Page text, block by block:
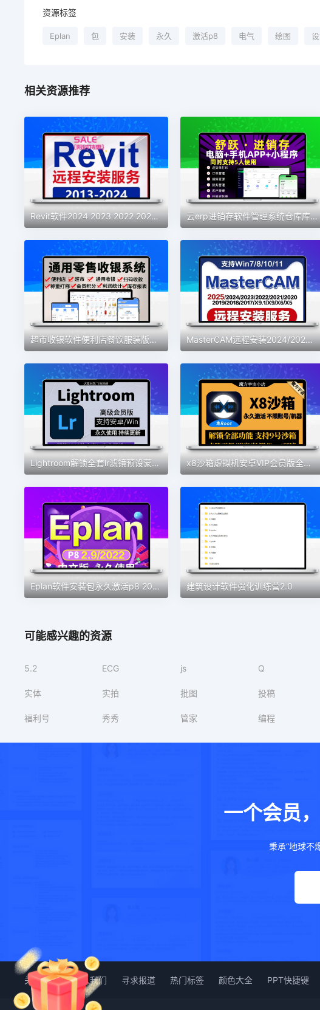
资源标签
Eplan 包 安装 永久 激活p8 电气 绘图
相关资源推荐
Revit软件2024 2023 2022 2021 2019 2018 2016BIM安装族库远程包 云erp进销存软件管理系统仓库库存管理系统送货单管理系统永久
超市收银软件便利店餐饮服装版收银系统会员管理手机版收银系统 MasterCAM远程安装2024/2025/2023/2022/21/2017X9/X5/v9.1MC软件
Lightroom解锁全套lr滤镜预设蒙版专业高级版安卓手机2025lr电脑 x8沙箱虚拟机安卓VIP会员版全功能版免root去广告支持安卓13系统
Eplan软件安装包永久激活p8 2022电气设计绘图软件eplan远程安装 建筑设计软件强化训练营2.0
可能感兴趣的资源
5.2 ECG js Q
实体 实拍 批图 投稿
福利号 秀秀 管家 编程
一个会员
秉承“地球不
关于我们 加入我们 寻求报道 热门标签 颜色大全 PPT快捷键